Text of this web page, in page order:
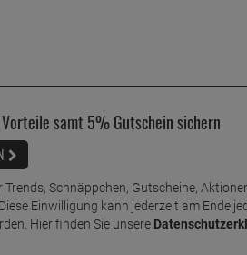
samt 5% Gutschein sichern
Schnäppchen, Gutscheine,
Einwilligung kann jederzeit am Ende
Hier finden Sie unsere